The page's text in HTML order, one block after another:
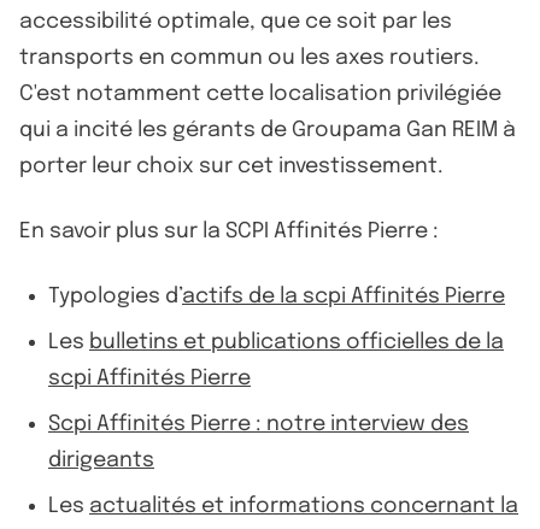
accessibilité optimale, que ce soit par les
transports en commun ou les axes routiers.
C'est notamment cette localisation privilégiée
qui a incité les gérants de Groupama Gan REIM à
porter leur choix sur cet investissement.
En savoir plus sur la SCPI Affinités Pierre :
Typologies d’actifs de la scpi Affinités Pierre
Les bulletins et publications officielles de la
scpi Affinités Pierre
Scpi Affinités Pierre : notre interview des
dirigeants
Les actualités et informations concernant la